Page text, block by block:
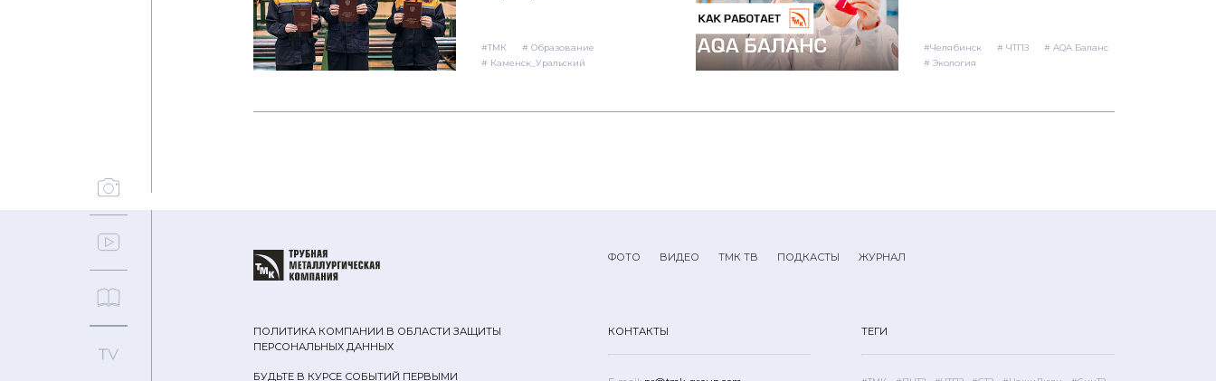
#ТМК
# Образование
# Каменск_Уральский
#Челябинск # ЧТПЗ
# AQA Баланс
# Экология
ФОТО ВИДЕО ТМК ТВ ПОДКАСТЫ ЖУРНАЛ
ПОЛИТИКА КОМПАНИИ В ОБЛАСТИ ЗАЩИТЫ
ПЕРСОНАЛЬНЫХ ДАННЫХ
БУДЬТЕ В КУРСЕ СОБЫТИЙ ПЕРВЫМИ
КОНТАКТЫ ТЕГИ